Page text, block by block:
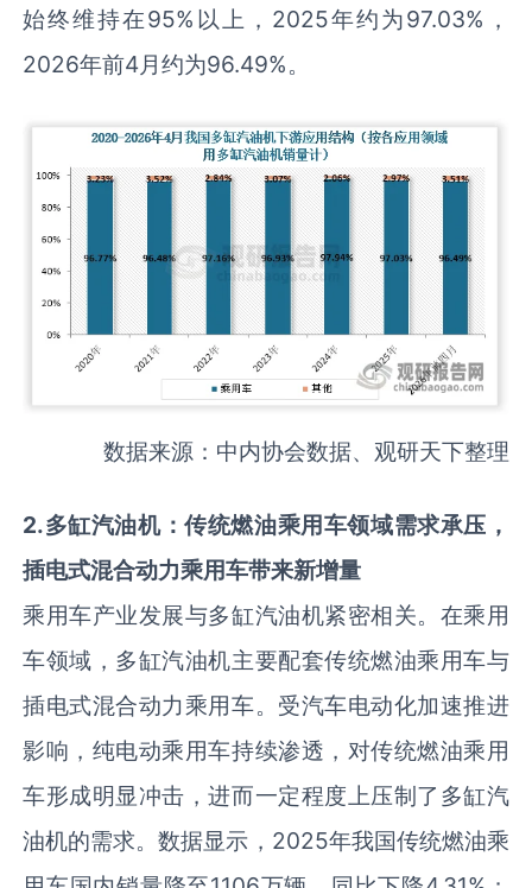
始终维持在95%以上，2025年约为97.03%，
2026年前4月约为96.49%。
数据来源：中内协会数据、观研天下整理
2.多缸汽油机：传统燃油乘用车领域需求承压，
插电式混合动力乘用车带来新增量
乘用车产业发展与多缸汽油机紧密相关。在乘用
车领域，多缸汽油机主要配套传统燃油乘用车与
插电式混合动力乘用车。受汽车电动化加速推进
影响，纯电动乘用车持续渗透，对传统燃油乘用
车形成明显冲击，进而一定程度上压制了多缸汽
油机的需求。数据显示，2025年我国传统燃油乘